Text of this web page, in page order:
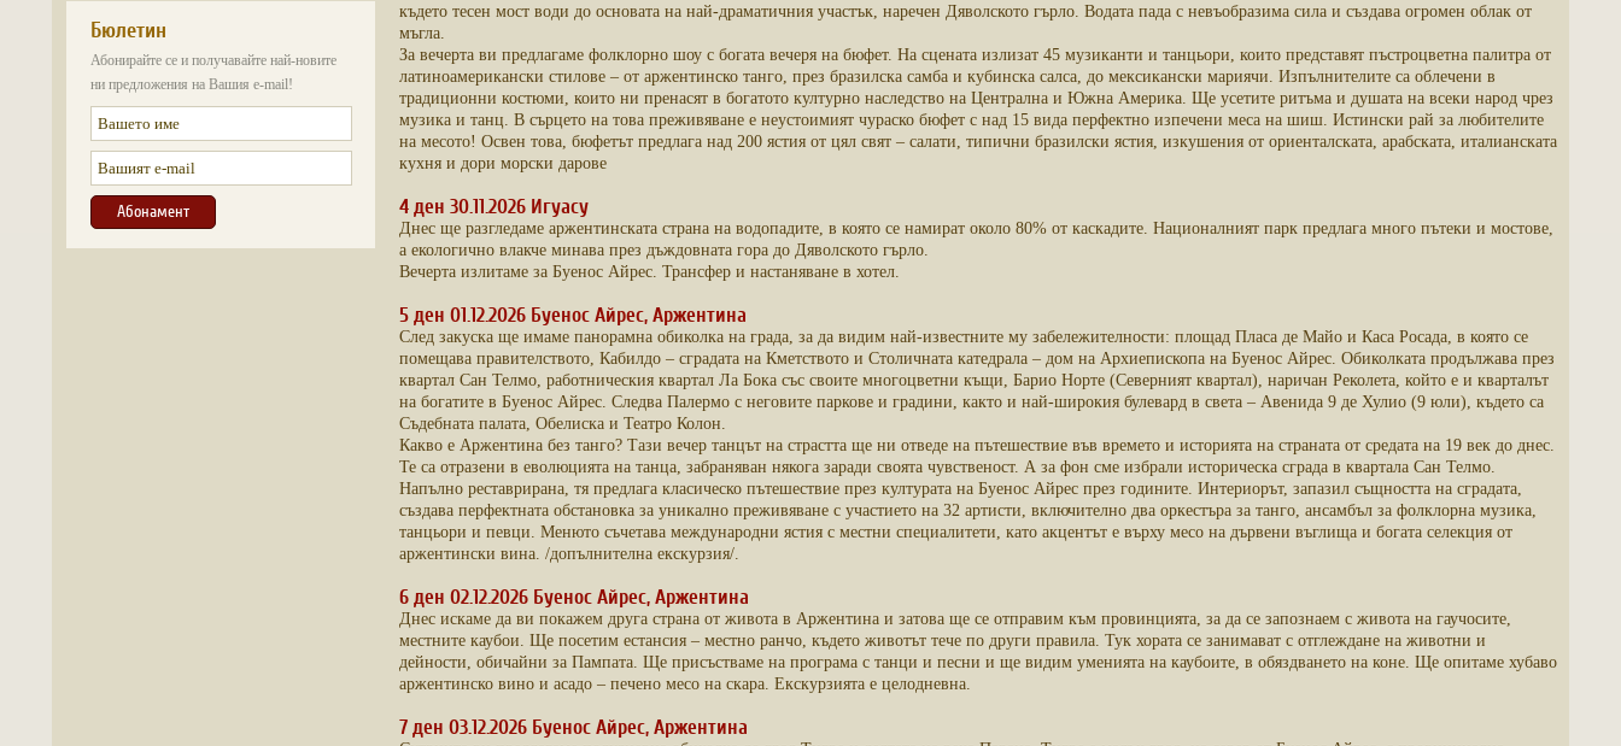
Бюлетин
Абонирайте се и получавайте най-новите
ни предложения на Вашия e-mail!
където тесен мост води до основата на най-драматичния участък, наречен Дяволското гърло. Водата пада с невъобразима сила и създава огромен облак от
мъгла.
За вечерта ви предлагаме фолклорно шоу с богата вечеря на бюфет. На сцената излизат 45 музиканти и танцьори, които представят пъстроцветна палитра от
латиноамерикански стилове – от аржентинско танго, през бразилска самба и кубинска салса, до мексикански мариячи. Изпълнителите са облечени в
традиционни костюми, които ни пренасят в богатото културно наследство на Централна и Южна Америка. Ще усетите ритъма и душата на всеки народ чрез
музика и танц. В сърцето на това преживяване е неустоимият чураско бюфет с над 15 вида перфектно изпечени меса на шиш. Истински рай за любителите
на месото! Освен това, бюфетът предлага над 200 ястия от цял свят – салати, типични бразилски ястия, изкушения от ориенталската, арабската, италианската
кухня и дори морски дарове
4 ден 30.11.2026 Игуасу
Днес ще разгледаме аржентинската страна на водопадите, в която се намират около 80% от каскадите. Националният парк предлага много пътеки и мостове,
а екологично влакче минава през дъждовната гора до Дяволското гърло.
Вечерта излитаме за Буенос Айрес. Трансфер и настаняване в хотел.
5 ден 01.12.2026 Буенос Айрес, Аржентина
След закуска ще имаме панорамна обиколка на града, за да видим най-известните му забележителности: площад Пласа де Майо и Каса Росада, в която се
помещава правителството, Кабилдо – сградата на Кметството и Столичната катедрала – дом на Архиепископа на Буенос Айрес. Обиколката продължава през
квартал Сан Телмо, работническия квартал Ла Бока със своите многоцветни къщи, Барио Норте (Северният квартал), наричан Реколета, който е и кварталът
на богатите в Буенос Айрес. Следва Палермо с неговите паркове и градини, както и най-широкия булевард в света – Авенида 9 де Хулио (9 юли), където са
Съдебната палата, Обелиска и Театро Колон.
Какво е Аржентина без танго? Тази вечер танцът на страстта ще ни отведе на пътешествие във времето и историята на страната от средата на 19 век до днес.
Те са отразени в еволюцията на танца, забраняван някога заради своята чувственост. А за фон сме избрали историческа сграда в квартала Сан Телмо.
Напълно реставрирана, тя предлага класическо пътешествие през културата на Буенос Айрес през годините. Интериорът, запазил същността на сградата,
създава перфектната обстановка за уникално преживяване с участието на 32 артисти, включително два оркестъра за танго, ансамбъл за фолклорна музика,
танцьори и певци. Менюто съчетава международни ястия с местни специалитети, като акцентът е върху месо на дървени въглища и богата селекция от
аржентински вина. /допълнителна екскурзия/.
6 ден 02.12.2026 Буенос Айрес, Аржентина
Днес искаме да ви покажем друга страна от живота в Аржентина и затова ще се отправим към провинцията, за да се запознаем с живота на гаучосите,
местните каубои. Ще посетим естансия – местно ранчо, където животът тече по други правила. Тук хората се занимават с отглеждане на животни и
дейности, обичайни за Пампата. Ще присъстваме на програма с танци и песни и ще видим уменията на каубоите, в обяздването на коне. Ще опитаме хубаво
аржентинско вино и асадо – печено месо на скара. Екскурзията е целодневна.
7 ден 03.12.2026 Буенос Айрес, Аржентина